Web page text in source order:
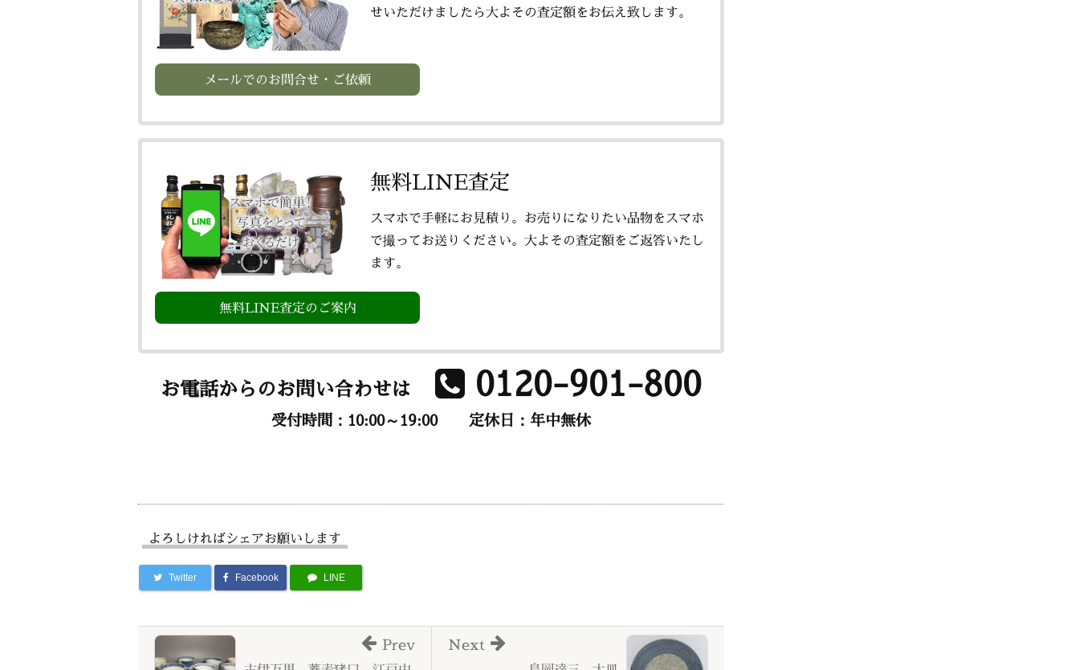
せいただけましたら大よその査定額をお伝え致します。
メールでのお問合せ・ご依頼
無料LINE査定
スマホで手軽にお見積り。お売りになりたい品物をスマホ
で撮ってお送りください。大よその査定額をご返答いたし
ます。
無料LINE査定のご案内
お電話からのお問い合わせは 0120-901-800
受付時間：10:00～19:00 定休日：年中無休
よろしければシェアお願いします
Twitter Facebook LINE
Next
Prev